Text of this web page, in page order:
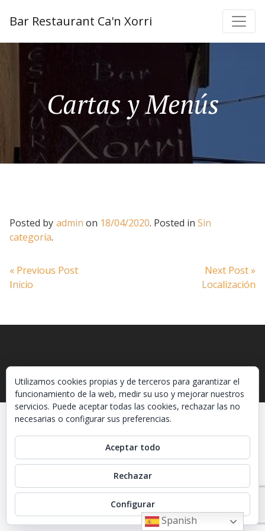
Bar Restaurant Ca'n Xorri
Cartas y Menús
Posted by admin on 18/04/2020. Posted in Sin
categoría.
Navegación
entradas
« Previous PostPrevious
Inicio
Next Post »
Localización
Spanish
Utilizamos cookies propias y de terceros para garantizar el
funcionamiento de la web, medir su uso y mejorar nuestros
servicios. Puede aceptar todas las cookies, rechazar las no
necesarias o configurar sus preferencias.
Aceptar todo
Rechazar
Configurar